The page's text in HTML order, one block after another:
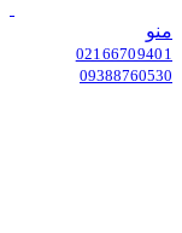
منو
02166709401
09388760530